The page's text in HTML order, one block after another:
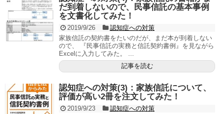
だ到着しないので、民事信託の基本事例
を文書化してみた！
2019/9/26
認知症への対策
家族信託の契約書をたいのだが、まだ本が到着しない
ので、 『民事信託の実務と信託契約書例』を見ながら
Excelに入力してみた。 ...
記事を読む
認知症への対策(3)：家族信託について、
評価が高い2冊を注文してみた！
2019/9/23
認知症への対策